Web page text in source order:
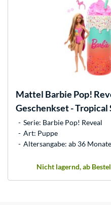
Mattel Barbie Pop!
Geschenkset - Tropical
Serie: Barbie Pop! Reveal
Art: Puppe
Altersangabe: ab 36
Nicht lagernd, ab